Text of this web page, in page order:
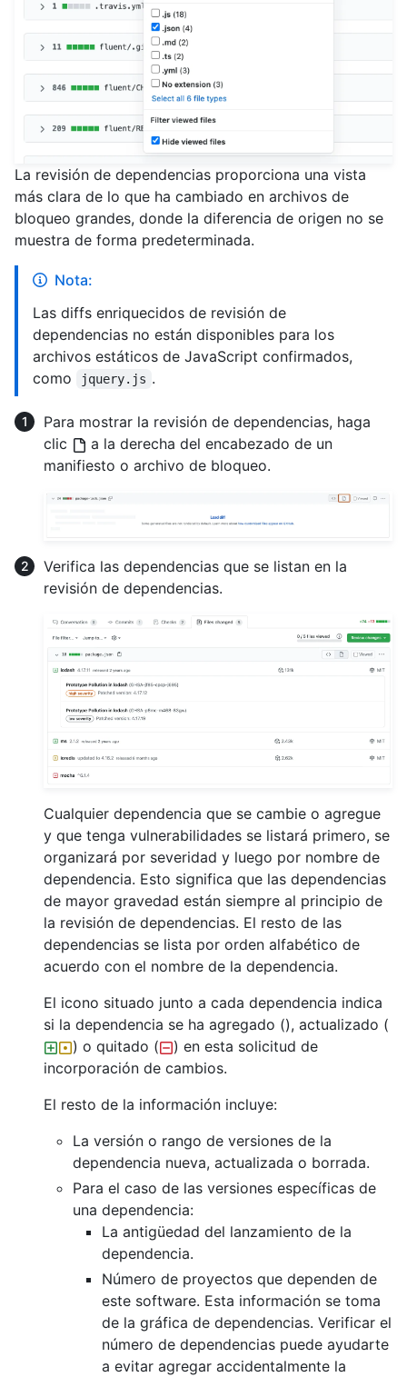
La revisión de dependencias proporciona una vista
más clara de lo que ha cambiado en archivos de
bloqueo grandes, donde la diferencia de origen no se
muestra de forma predeterminada.
Nota:
Las diffs enriquecidos de revisión de
dependencias no están disponibles para los
archivos estáticos de JavaScript confirmados,
como
jquery.js .
Para mostrar la revisión de dependencias, haga
clic
a la derecha del encabezado de un
manifiesto o archivo de bloqueo.
Verifica las dependencias que se listan en la
revisión de dependencias.
Cualquier dependencia que se cambie o agregue
y que tenga vulnerabilidades se listará primero, se
organizará por severidad y luego por nombre de
dependencia. Esto significa que las dependencias
de mayor gravedad están siempre al principio de
la revisión de dependencias. El resto de las
dependencias se lista por orden alfabético de
acuerdo con el nombre de la dependencia.
El icono situado junto a cada dependencia indica
si la dependencia se ha agregado (), actualizado (
) o quitado (
) en esta solicitud de
incorporación de cambios.
El resto de la información incluye:
La versión o rango de versiones de la
dependencia nueva, actualizada o borrada.
Para el caso de las versiones específicas de
una dependencia:
La antigüedad del lanzamiento de la
dependencia.
Número de proyectos que dependen de
este software. Esta información se toma
de la gráfica de dependencias. Verificar el
número de dependencias puede ayudarte
a evitar agregar accidentalmente la